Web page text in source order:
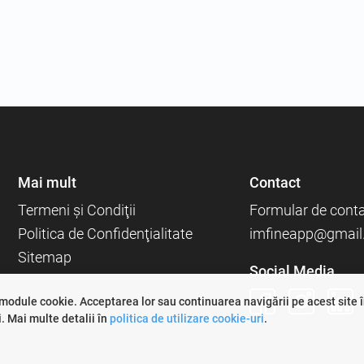
cookie. Acceptarea lor sau continuarea navigării pe acest site
Mai multe detalii în politica de utilizare cookie-uri.
Mai mult
Termeni şi Condiţii
Politica de Confidenţialitate
Sitemap
Contact
Formular de
Social Media